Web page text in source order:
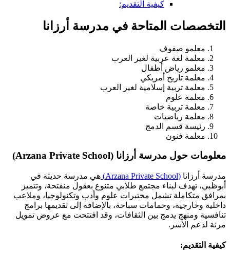
كيفية التقديم:
التخصصات المتاحة في مدرسة أرزانا
معلمو صفوف
معلمة لغة عربية لغير العرب
معلمو رياض أطفال
معلمة تاريخ أمريكي
معلمة تربية إسلامية لغير العرب
معلمة علوم
معلمة تربية خاصة
معلمة رياضيات
رئيسة قسم الدمج
معلمة فنون
معلومات حول مدرسة أرزانا (Arzana Private School)
مدرسة أرزانا (Arzana Private School)
هي مدرسة حديثة في
أبوظبي، تهدف لبناء مجتمع طلابي متنوع بعقول منفتحة، وتتميز
بمرافق متكاملة تشمل مختبرات علوم وأدب وتكنولوجيا، وملاعب
داخلية وخارجية، وحمامات سباحة، بالإضافة إلى تقديمها برامج
تنافسية ومنهج يدمج بين الثقافات، وقد افتتحت مع عروض تمويل
مرنة لدعم الأسر.
كيفية التقديم: